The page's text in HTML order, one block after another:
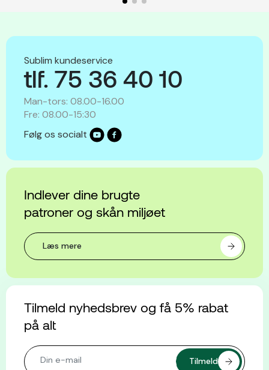
Sublim kundeservice
tlf. 75 36 40 10
Man-tors: 08.00-16.00
Fre: 08.00-15:30
Følg os socialt
Indlever dine brugte
patroner og skån miljøet
Læs mere
Tilmeld nyhedsbrev og få 5% rabat
på alt